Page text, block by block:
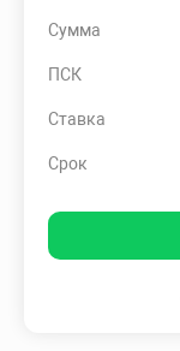
Сумма
ПСК
Ставка
Срок